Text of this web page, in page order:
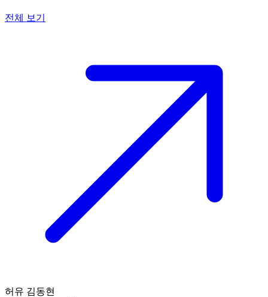
전체 보기
허유 김동현